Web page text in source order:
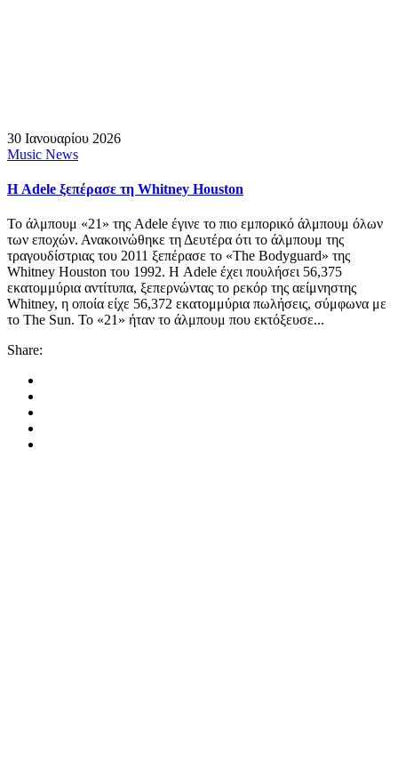
30 Ιανουαρίου 2026
Music News
Η Adele ξεπέρασε τη Whitney Houston
Το άλμπουμ «21» της Adele έγινε το πιο εμπορικό άλμπουμ όλων
των εποχών. Ανακοινώθηκε τη Δευτέρα ότι το άλμπουμ της
τραγουδίστριας του 2011 ξεπέρασε το «The Bodyguard» της
Whitney Houston του 1992. Η Adele έχει πουλήσει 56,375
εκατομμύρια αντίτυπα, ξεπερνώντας το ρεκόρ της αείμνηστης
Whitney, η οποία είχε 56,372 εκατομμύρια πωλήσεις, σύμφωνα με
το The Sun. Το «21» ήταν το άλμπουμ που εκτόξευσε...
Share: